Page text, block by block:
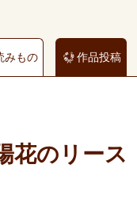
みもの 作品投稿
花のリース